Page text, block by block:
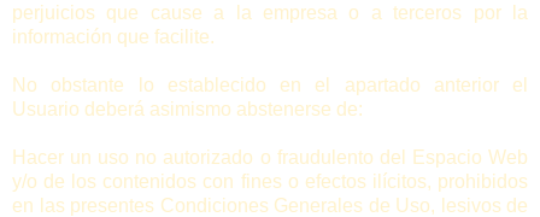
perjuicios que cause a la empresa o a terceros por la
información que facilite.
No obstante lo establecido en el apartado anterior el
Usuario deberá asimismo abstenerse de:
Hacer un uso no autorizado o fraudulento del Espacio Web
y/o de los contenidos con fines o efectos ilícitos, prohibidos
en las presentes Condiciones Generales de Uso, lesivos de